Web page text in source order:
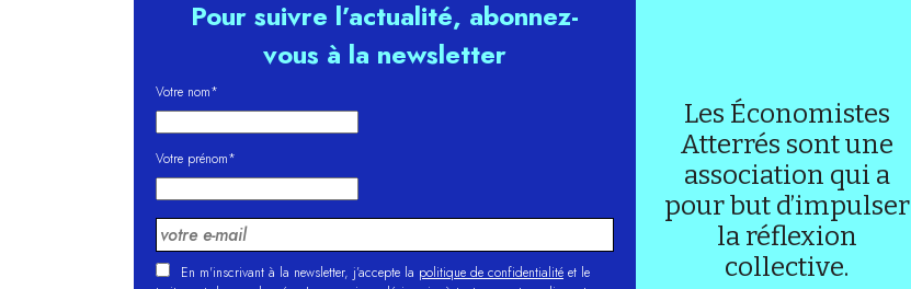
Pour suivre l’actualité, abonnez-
vous à la newsletter
Votre nom*
Votre prénom*
En m'inscrivant à la newsletter, j’accepte la politique de confidentialité et le
Les Économistes
Atterrés sont une
association qui a
pour but d’impulser
la réflexion
collective.